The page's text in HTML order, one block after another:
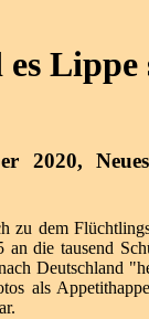
Lippe
2020,
zu dem
die tausend
Deutschland
als